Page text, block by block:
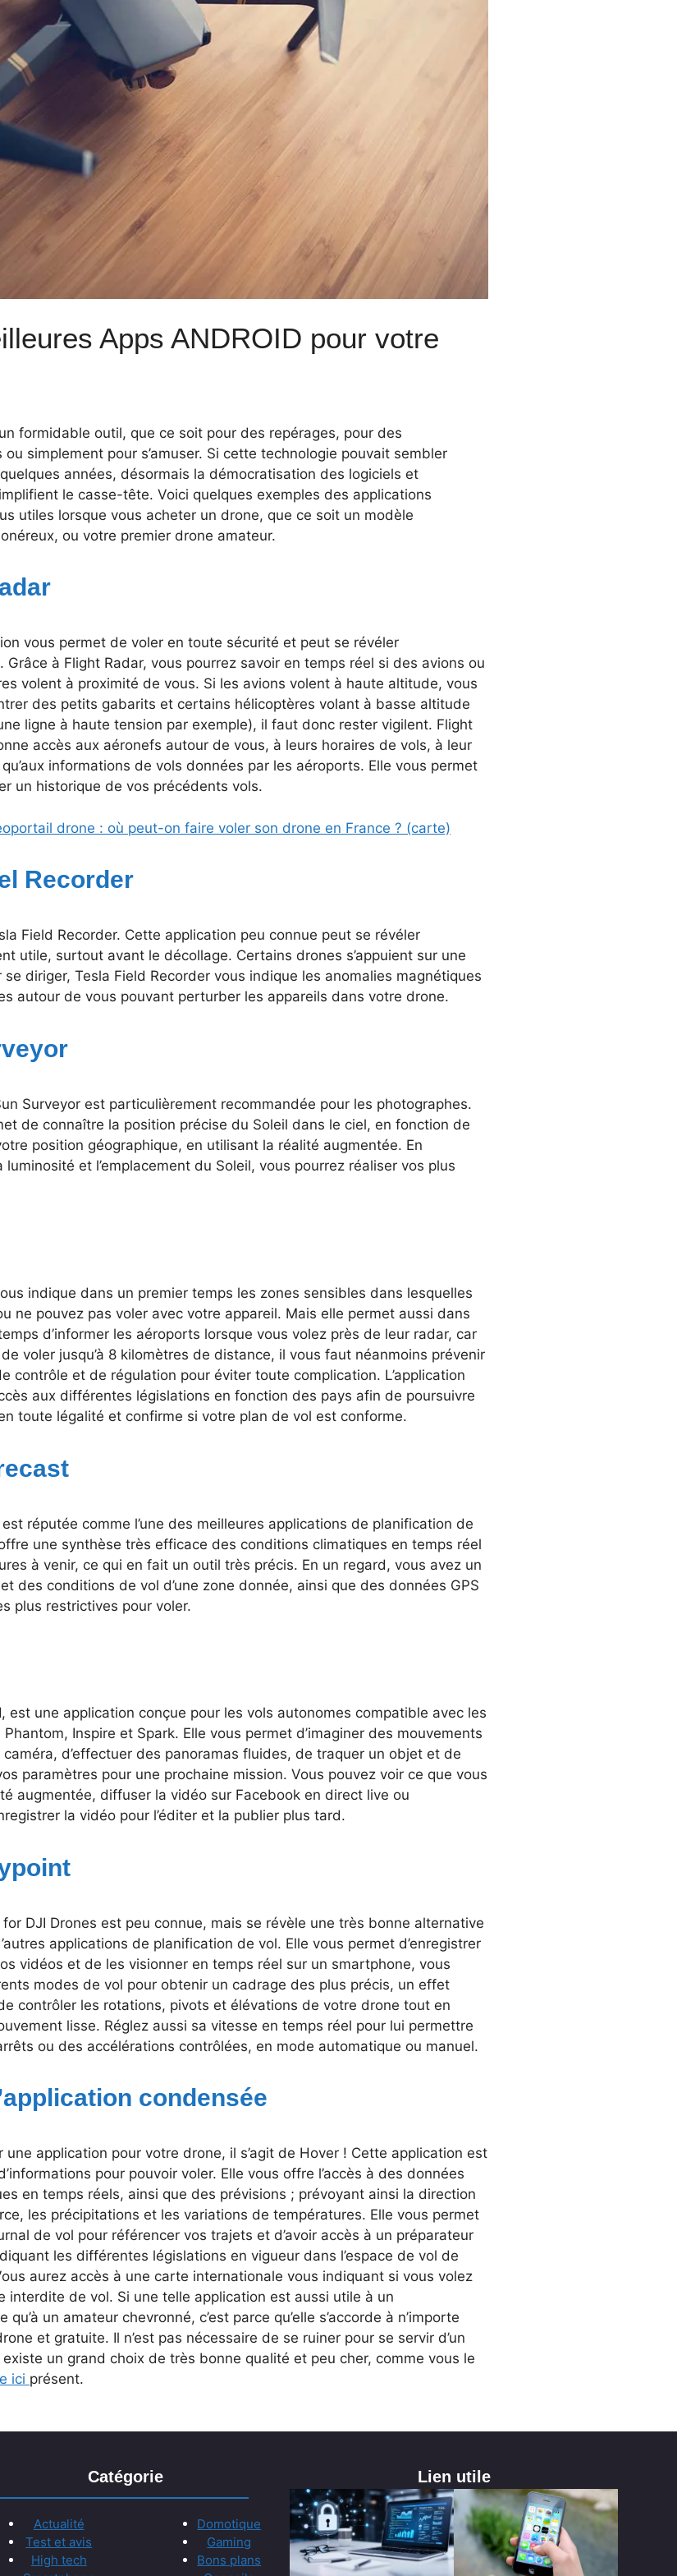
Apps ANDROID pour votre
formidable outil, que ce soit pour des repérages, pour des
ou simplement pour s’amuser. Si cette technologie pouvait sembler
années, désormais la démocratisation des logiciels et
le casse-tête. Voici quelques exemples des applications
utiles lorsque vous acheter un drone, que ce soit un modèle
ou votre premier drone amateur.
vous permet de voler en toute sécurité et peut se révéler
Grâce à Flight Radar, vous pourrez savoir en temps réel si des avions ou
volent à proximité de vous. Si les avions volent à haute altitude, vous
des petits gabarits et certains hélicoptères volant à basse altitude
ligne à haute tension par exemple), il faut donc rester vigilent. Flight
accès aux aéronefs autour de vous, à leurs horaires de vols, à leur
informations de vols données par les aéroports. Elle vous permet
un historique de vos précédents vols.
drone : où peut-on faire voler son drone en France ? (carte)
Recorder
Field Recorder. Cette application peu connue peut se révéler
utile, surtout avant le décollage. Certains drones s’appuient sur une
se diriger, Tesla Field Recorder vous indique les anomalies magnétiques
autour de vous pouvant perturber les appareils dans votre drone.
Surveyor est particulièrement recommandée pour les photographes.
de connaître la position précise du Soleil dans le ciel, en fonction de
position géographique, en utilisant la réalité augmentée. En
luminosité et l’emplacement du Soleil, vous pourrez réaliser vos plus
indique dans un premier temps les zones sensibles dans lesquelles
ne pouvez pas voler avec votre appareil. Mais elle permet aussi dans
d’informer les aéroports lorsque vous volez près de leur radar, car
de voler jusqu’à 8 kilomètres de distance, il vous faut néanmoins prévenir
contrôle et de régulation pour éviter toute complication. L’application
aux différentes législations en fonction des pays afin de poursuivre
toute légalité et confirme si votre plan de vol est conforme.
réputée comme l’une des meilleures applications de planification de
une synthèse très efficace des conditions climatiques en temps réel
à venir, ce qui en fait un outil très précis. En un regard, vous avez un
des conditions de vol d’une zone donnée, ainsi que des données GPS
plus restrictives pour voler.
est une application conçue pour les vols autonomes compatible avec les
Inspire et Spark. Elle vous permet d’imaginer des mouvements
d’effectuer des panoramas fluides, de traquer un objet et de
paramètres pour une prochaine mission. Vous pouvez voir ce que vous
augmentée, diffuser la vidéo sur Facebook en direct live ou
la vidéo pour l’éditer et la publier plus tard.
for DJI Drones est peu connue, mais se révèle une très bonne alternative
applications de planification de vol. Elle vous permet d’enregistrer
vidéos et de les visionner en temps réel sur un smartphone, vous
modes de vol pour obtenir un cadrage des plus précis, un effet
contrôler les rotations, pivots et élévations de votre drone tout en
lisse. Réglez aussi sa vitesse en temps réel pour lui permettre
ou des accélérations contrôlées, en mode automatique ou manuel.
condensée
une application pour votre drone, il s’agit de Hover ! Cette application est
pour pouvoir voler. Elle vous offre l’accès à des données
en temps réels, ainsi que des prévisions ; prévoyant ainsi la direction
les précipitations et les variations de températures. Elle vous permet
de vol pour référencer vos trajets et d’avoir accès à un préparateur
les différentes législations en vigueur dans l’espace de vol de
aurez accès à une carte internationale vous indiquant si vous volez
interdite de vol. Si une telle application est aussi utile à un
qu’à un amateur chevronné, c’est parce qu’elle s’accorde à n’importe
et gratuite. Il n’est pas nécessaire de se ruiner pour se servir d’un
un grand choix de très bonne qualité et peu cher, comme vous le
ici présent.
Catégorie
Actualité
Test et avis
High tech
Domotique
Gaming
Bons plans
Lien utile